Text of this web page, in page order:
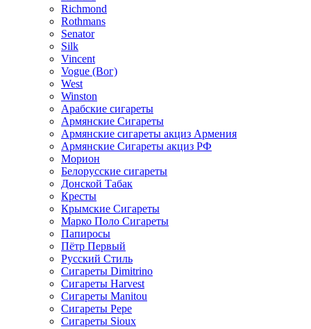
Richmond
Rothmans
Senator
Silk
Vincent
Vogue (Вог)
West
Winston
Арабские сигареты
Армянские Сигареты
Армянские сигареты акциз Армения
Армянские Сигареты акциз РФ
Морион
Белорусские сигареты
Донской Табак
Кресты
Крымские Сигареты
Марко Поло Сигареты
Папиросы
Пётр Первый
Русский Стиль
Сигареты Dimitrino
Сигареты Harvest
Сигареты Manitou
Сигареты Pepe
Сигареты Sioux